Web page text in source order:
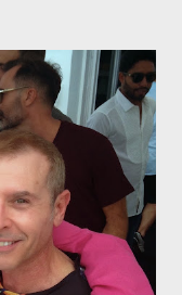
ha sido toda una
embarazo tuvo que
fatídicos de
ahora es una
padre este año ha
en las mejores